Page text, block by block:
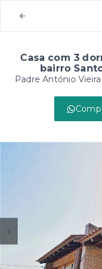
Casa com 3
bairro
Padre António